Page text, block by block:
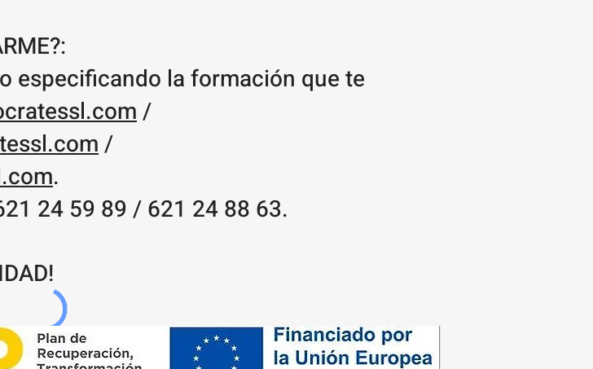
especificando la formación que te
/
/
.
24 59 89 / 621 24 88 63.